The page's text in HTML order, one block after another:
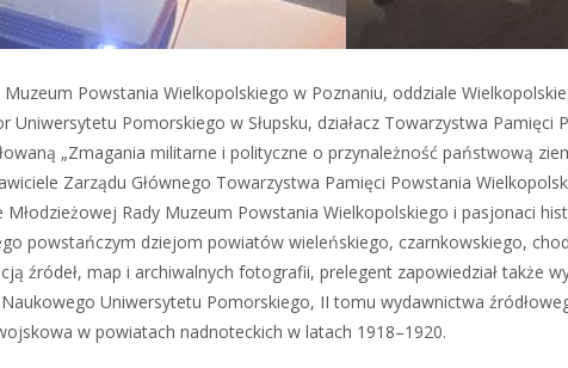
Muzeum Powstania Wielkopolskiego w Poznaniu, oddziale
Uniwersytetu Pomorskiego w Słupsku, działacz Towarzystwa
„Zmagania militarne i polityczne o przynależność państwową
Zarządu Głównego Towarzystwa Pamięci Powstania
Młodzieżowej Rady Muzeum Powstania Wielkopolskiego i pasjonaci
powstańczym dziejom powiatów wieleńskiego, czarnkowskiego,
źródeł, map i archiwalnych fotografii, prelegent zapowiedział także
Uniwersytetu Pomorskiego, II tomu wydawnictwa
w powiatach nadnoteckich w latach 1918–1920.